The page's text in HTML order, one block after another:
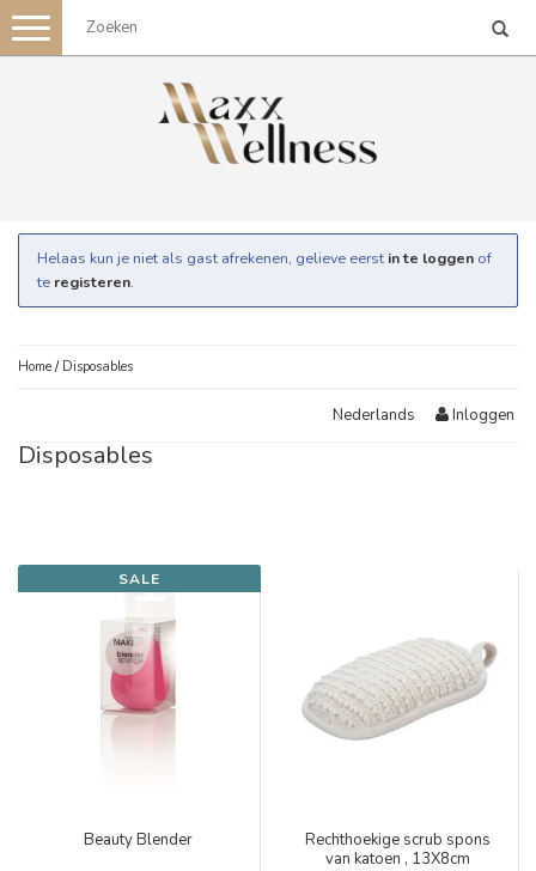
Toggle
navigation
Helaas kun je niet als gast afrekenen, gelieve eerst in te loggen of
te registeren.
Home / Disposables
Nederlands Inloggen
Disposables
SALE
Beauty Blender
Rechthoekige scrub spons
van katoen , 13X8cm